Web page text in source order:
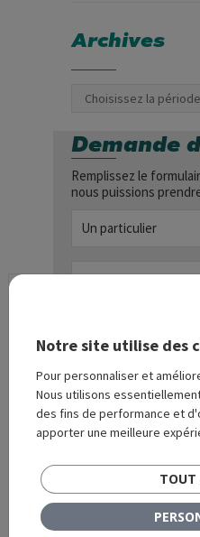
Archives
Demande
Remplissez le
nous puissions
Notre site utilise des
Pour personnaliser et
Nous utilisons
des fins de performance et
apporter une meilleure
TOUT